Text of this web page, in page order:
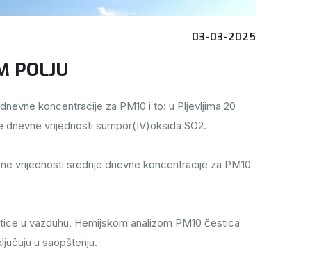
03-03-2025
POLJU
koncentracije za PM10 i to: u Pljevljima 20
dnevne vrijednosti sumpor(IV)oksida SO2.
vrijednosti srednje dnevne koncentracije za PM10
u vazduhu. Hemijskom analizom PM10 čestica
u saopštenju.